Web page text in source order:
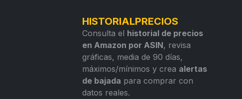
HISTORIALPRECIOS
Consulta el historial de precios
en Amazon por ASIN, revisa
gráficas, media de 90 días,
máximos/mínimos y crea alertas
de bajada para comprar con
datos reales.